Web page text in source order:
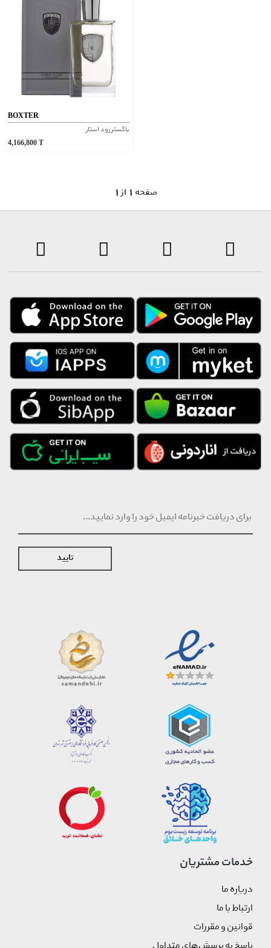
BOXTER
باکستر رود استار
4,166,800T
1 صفحه 1 از
تایید
خدمات مشتریان
درباره ما
ارتباط با ما
قوانین و مقررات